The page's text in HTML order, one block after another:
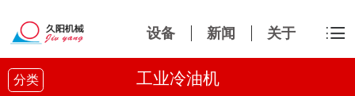
设备 新闻 关于
工业冷油机
分类